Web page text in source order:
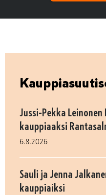
Jussi-Pekka
kauppiaaksi
6.8.2026
Sauli ja Jenna
kauppiaiksi